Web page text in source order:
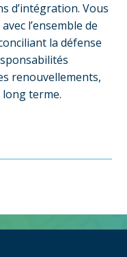
d’intégration. Vous
l’ensemble de
la défense
renouvellements,
long terme.